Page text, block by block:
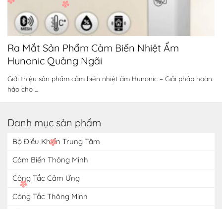
Danh mục sản phẩm
Bộ Điều Khiển Trung Tâm
Cảm Biến Thông Minh
Công Tắc Cảm Ứng
Công Tắc Thông Minh
Ra Mắt Sản Phẩm Cảm Biến Nhiệt Ẩm
Hunonic Quảng Ngãi
Giới thiệu sản phẩm cảm biến nhiệt ẩm Hunonic – Giải pháp hoàn
hảo cho ...